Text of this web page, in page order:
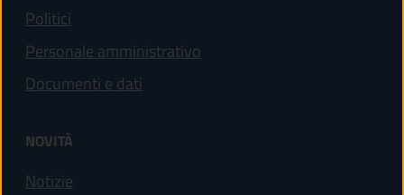
Politici
Personale amministrativo
Documenti e dati
NOVITÀ
Notizie